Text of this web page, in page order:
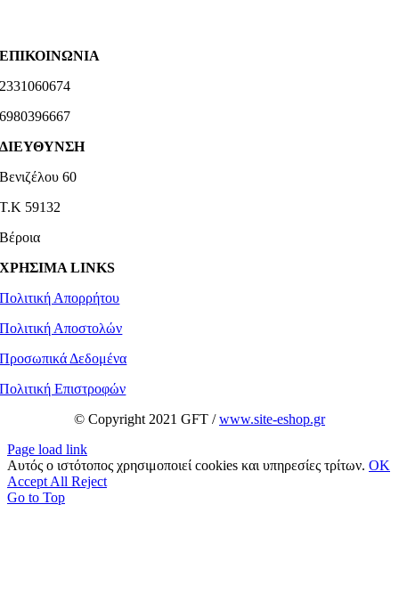
ΕΠΙΚΟΙΝΩΝΙΑ
2331060674
6980396667
ΔΙΕΥΘΥΝΣΗ
Βενιζέλου 60
Τ.Κ 59132
Βέροια
ΧΡΗΣΙΜΑ LINKS
Πολιτική Απορρήτου
Πολιτική Αποστολών
Προσωπικά Δεδομένα
Πολιτική Επιστροφών
© Copyright 2021 GFT /www.site-eshop.gr
Page load link
Αυτός ο ιστότοπος χρησιμοποιεί cookies και υπηρεσίες τρίτων. OK
Accept All Reject
Go to Top